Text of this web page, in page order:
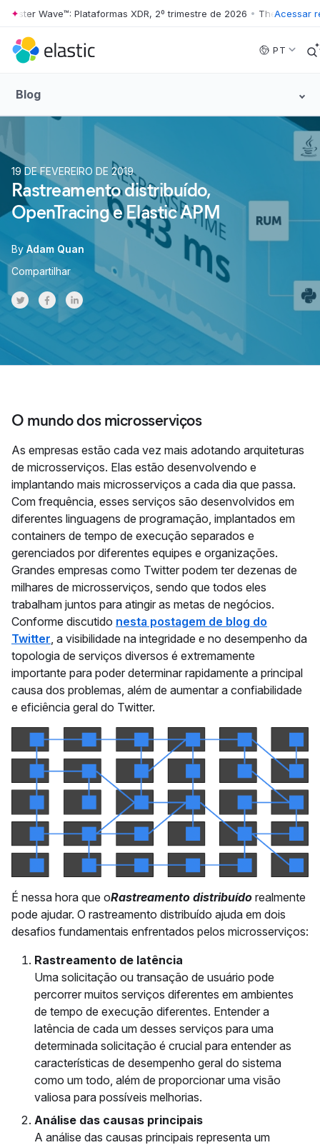
Skip to main content
Wave™: Plataformas XDR, 2º trimestre de 2026 • The Forrester
Acessar
PT
Blog
19 DE FEVEREIRO DE 2019
Rastreamento distribuído,
OpenTracing e Elastic APM
By Adam Quan
Compartilhar
Share on Twitter
Share on Facebook
Share on LinkedInr
O mundo dos microsserviços
As empresas estão cada vez mais adotando arquiteturas
de microsserviços. Elas estão desenvolvendo e
implantando mais microsserviços a cada dia que passa.
Com frequência, esses serviços são desenvolvidos em
diferentes linguagens de programação, implantados em
containers de tempo de execução separados e
gerenciados por diferentes equipes e organizações.
Grandes empresas como Twitter podem ter dezenas de
milhares de microsserviços, sendo que todos eles
trabalham juntos para atingir as metas de negócios.
Conforme discutido nesta postagem de blog do
Twitter, a visibilidade na integridade e no desempenho da
topologia de serviços diversos é extremamente
importante para poder determinar rapidamente a principal
causa dos problemas, além de aumentar a confiabilidade
e eficiência geral do Twitter.
É nessa hora que oRastreamento distribuído realmente
pode ajudar. O rastreamento distribuído ajuda em dois
desafios fundamentais enfrentados pelos microsserviços:
Rastreamento de latência
Uma solicitação ou transação de usuário pode
percorrer muitos serviços diferentes em ambientes
de tempo de execução diferentes. Entender a
latência de cada um desses serviços para uma
determinada solicitação é crucial para entender as
características de desempenho geral do sistema
como um todo, além de proporcionar uma visão
valiosa para possíveis melhorias.
Análise das causas principais
A análise das causas principais representa um